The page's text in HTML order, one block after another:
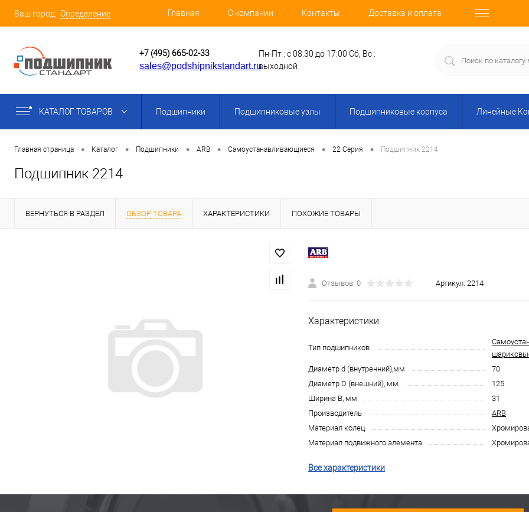
Ваш город: Определение Главная О компании Контакты Доставка и оплата
+7 (495) 665-02-33
sales@podshipnikstandart.ru
Пн-Пт : с 08:30 до 17:00 Сб, Вс :
выходной
КАТАЛОГ ТОВАРОВ Подшипники Подшипниковые узлы Подшипниковые корпуса Линейные
Главная страница • Каталог • Подшипники • ARB • Самоустанавливающиеся • 22 Серия • Подшипник 2214
Подшипник 2214
ВЕРНУТЬСЯ В РАЗДЕЛ ОБЗОР ТОВАРА ХАРАКТЕРИСТИКИ ПОХОЖИЕ ТОВАРЫ
Отзывов: 0 Артикул: 2214
Характеристики:
Тип подшипников
Диаметр d (внутренний),мм
70
Диаметр D (внешний), мм
125
Ширина B, мм
31
Производитель
ARB
Материал колец
Материал подвижного элемента
Все характеристики